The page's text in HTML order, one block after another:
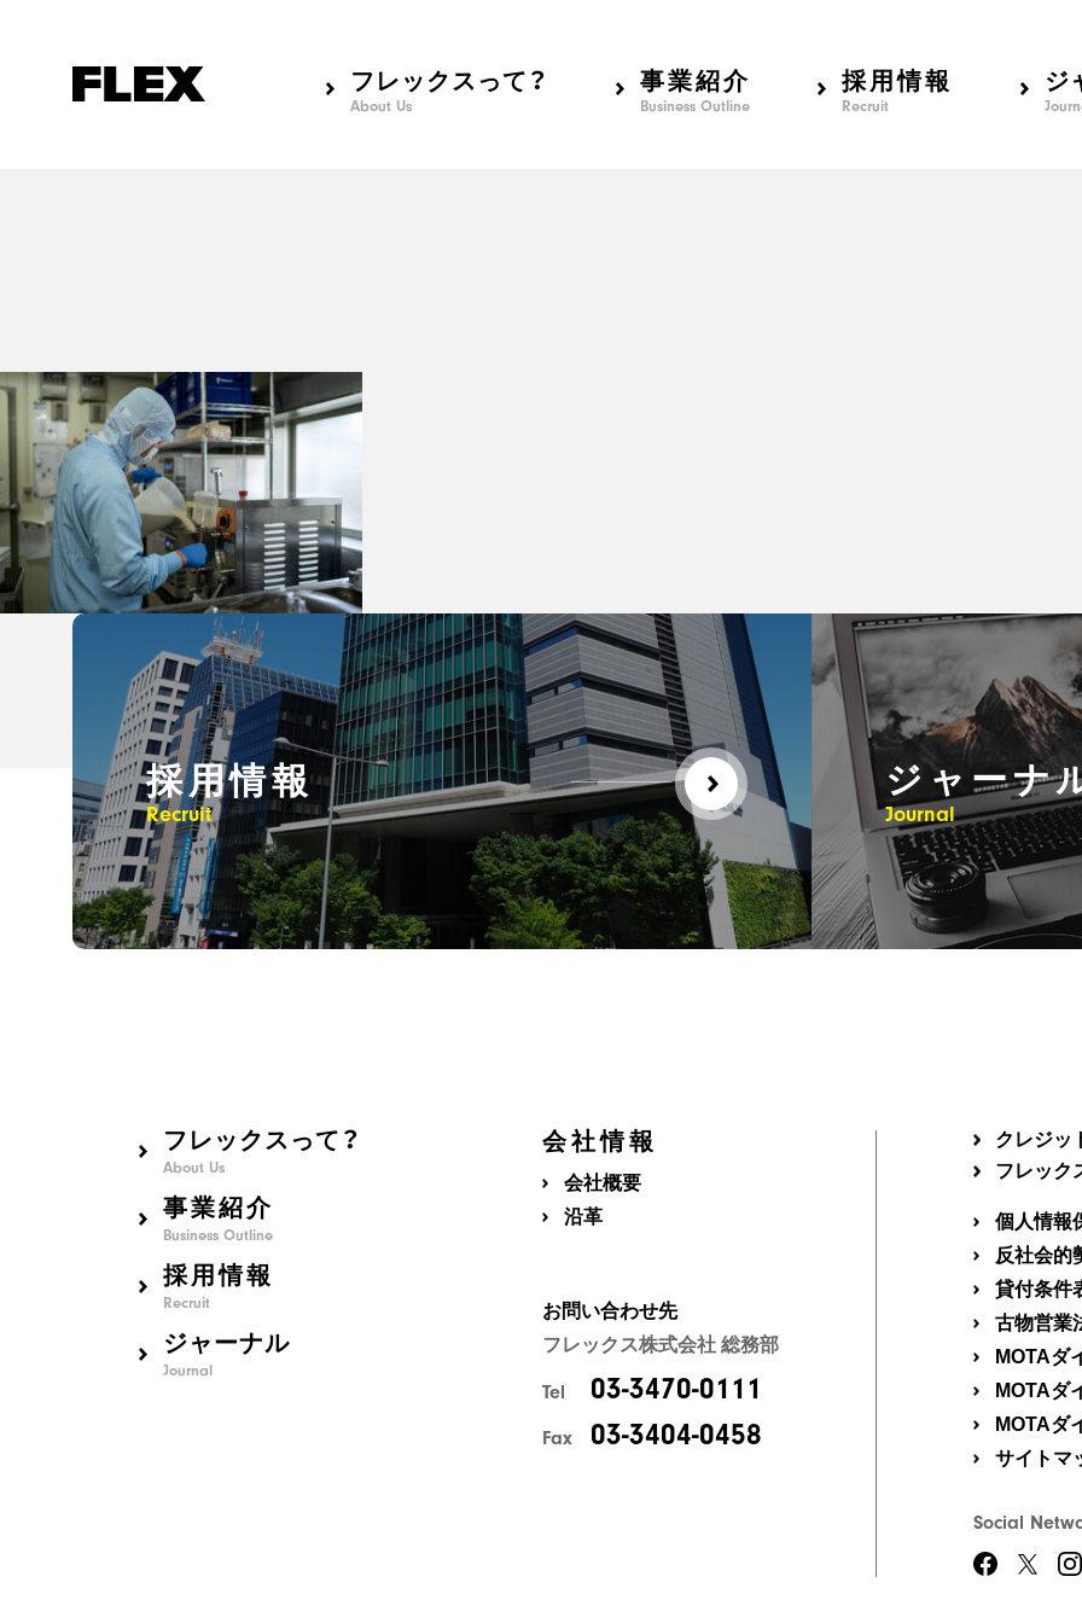
フレックスって？
About Us
事業紹介
Business Outline
採用情報
Recruit
ジ
採用情報
Recruit
ジャーナ
Journal
フレックスって？
About Us
事業紹介
Business Outline
採用情報
Recruit
ジャーナル
Journal
会社情報
会社概要
沿革
お問い合わせ先
フレックス株式会社 総務部
Tel 03-3470-0111
Fax 03-3404-0458
クレジッ
フレック
個人情報
反社会的
貸付条件
古物営業
MOTAダ
MOTAダ
MOTAダ
サイトマ
Social